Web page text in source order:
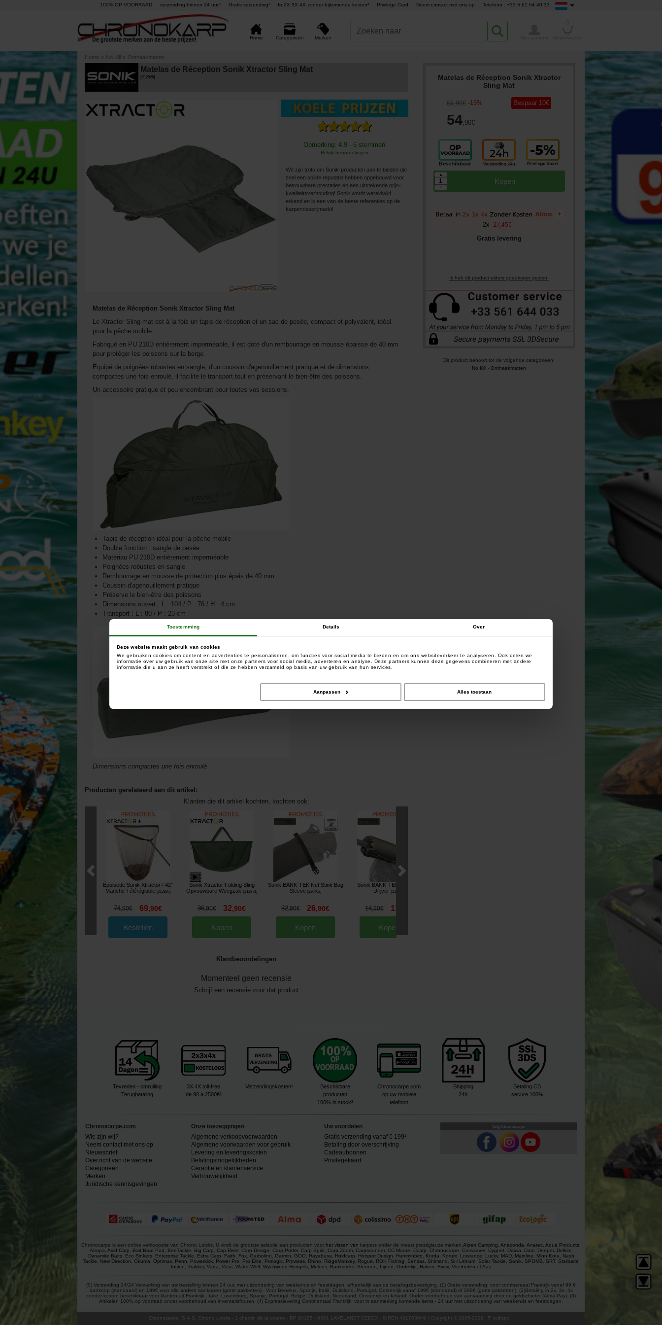
Toestemming Details Over
Deze website maakt gebruik van cookies
We gebruiken cookies om content en advertenties te personaliseren, om functies voor social media te bieden en om ons websiteverkeer te analyseren. Ook delen we
informatie over uw gebruik van onze site met onze partners voor social media, adverteren en analyse. Deze partners kunnen deze gegevens combineren met andere
informatie die u aan ze heeft verstrekt of die ze hebben verzameld op basis van uw gebruik van hun services.
Aanpassen Alles toestaan
100% OP VOORRAAD verzending binnen 24 uur° Gratis verzending¹ In 2X 3X 4X zonder bijkomende kosten² Privilege Card Neem contact met ons op Telefoon : +33 5 61 64 40 33
Home Categorieën Merken
Home » No Kill » Onthaakmatten
Matelas de Réception Sonik Xtractor Sling Mat
212928]
Opmerking: 4.9 - 6 stemmen
Bekijk beoordelingen
We zijn trots om Sonik-producten aan te bieden die
snel een solide reputatie hebben opgebouwd voor
betrouwbare prestaties en een uitstekende prijs-
kwaliteitsverhouding! Sonik wordt wereldwijd
erkend en is een van de beste referenties op de
karpervisserijmarkt!
Matelas de Réception Sonik Xtractor
Sling Mat
64,90€ -15%
54,90€
Bespaar 10€
Kopen
▲
+
2x 27 ,45€
Gratis levering
Ik heb dit product elders goedkoper gezien.
Dit product behoort tot de volgende categorieën:
No Kill
-Onthaakmatten
Matelas de Réception Sonik Xtractor Sling Mat
Le Xtractor Sling mat est à la fois un tapis de réception et un sac de pesée, compact et polyvalent, idéal
pour la pêche mobile.
Fabriqué en PU 210D entièrement imperméable, il est doté d'un rembourrage en mousse épaisse de 40 mm
pour protéger les poissons sur la berge.
Équipé de poignées robustes en sangle, d'un coussin d'agenouillement pratique et de dimensions
compactes une fois enroulé, il facilite le transport tout en préservant le bien-être des poissons.
Un accessoire pratique et peu encombrant pour toutes vos sessions.
Tapis de réception idéal pour la pêche mobile
Double fonction : sangle de pesée
Matériau PU 210D entièrement imperméable
Poignées robustes en sangle
Rembourrage en mousse de protection plus épais de 40 mm
Coussin d'agenouillement pratique
Préserve le bien-être des poissons
Dimensions ouvert : L : 104 / P : 76 / H : 4 cm
Transport : L : 80 / P : 23 cm
Dimensions compactes une fois enroulé
Producten gerelateerd aan dit artikel:
Klanten die dit artikel kochten, kochten ook:
Épuisette Sonik Xtractor+ 42"
Manche Téléréglable [212926]
74,90€ 69,90€
Bestellen
Sonik Xtractor Folding Sling
Opvouwbare Weegzak
212871]
36,90€ 32,90€
Kopen
Sonik BANK-TEK Net Stink Bag
Sleeve [226402]
32,90€ 26,90€
Kopen
Sonik BANK-TEK Net Float
Drijver
212825
14,90€ 13
Kopen
17
Kopen
Klantbeoordelingen
Momenteel geen recensie
Schrijf een recensie voor dat product
Tevreden - omruiling
Terugbetaling
3X 4X toll-free
de 90 a 2500€²
Verzendingskosten¹
Beschikbare
producten
100% in stock³
Chronocarpe.com
op uw mobiele
telefoon
Shipping
24h
Betaling CB
secure 100%
Chronocarpe.com
Wie zijn wij?
Neem contact met ons op
Nieuwsbrief
Overzicht van de website
Categorieën
Merken
Juridische kennisgevingen
Onze toezeggingen
Algemene verkoopvoorwaarden
Algemene voorwaarden voor gebruik
Levering en leveringskosten
Betalingsmogelijkheden
Garantie en klantenservice
Vertrouwelijkheid
Uw voordelen
Gratis verzending vanaf € 199¹
Betaling door overschrijving
Cadeaubonnen
Privilegekaart
Volg Chronocarpe
Chronocarpe is een online verkoopsite van Chrono Loisirs. U vindt de grootste selectie aan producten voor het vissen van karpers onder de meest prestigieuze merken. Alpen Camping Anaconda Anatec Aqua Products
Atropa Avid Carp Bait Boat Pod BeeTackle Big Carp Cap River, Carp Design Carp Porter, Carp Spirit, Carp Zoom, Carpsounder, CC Moore Ccarp Chronocarpe Crewsaver, Cygnet, Daiwa Dam, Deeper, Delkim,
Dynamite Baits, Eco Sinkers, Enterprise Tackle Extra Carp Faith Fox, Garbolino Garmin GOO Hayabusa Holdcarp Hotspot Design Humminbird Korda Korum, Lowrance Lucky, MAD, Mainline Minn Kota
Nash
Tackle
New Direction Okuma Optimus, Penn Powerkick, Power Pro Pro Elite Prologic Prowess, Rhino RidgeMonkey, Rogue ROK Fishing Sensas, Shimano SH Lithium, Solar Tackle Sonik, SPOMB SRT, Starbaits,
Toslon
Trakker, Varta Vass, Water Wolf, Wychwood Hengels, Molens, Banksticks, Steunen Lijnen Onderlijn Haken Bivvy, Voerboten et Aas.
(0) Verzending 24/24 Verwerking van uw bestelling binnen 24 uur, met uitzondering van weekends en feestdagen, afhankelijk van de betalingsbevestiging. (1) Gratis verzending: voor continentaal Frankrijk vanaf 99 €
aankoop (standaard) en 199€ voor alle andere aankopen (grote pakketten). Voor Benelux, Spanje, Italië, Duitsland, Portugal, Oostenrijk vanaf 199€ (standaard) of 299€ (grote pakketten). (2)Betaling in 2x, 3x, 4x
zonder kosten beschikbaar voor klanten uit Frankrijk, Italië, Luxemburg, Spanje, Portugal, België, Duitsland, Nederland, Oostenrijk en Ierland. Onder voorbehoud van aanvaarding door de geldschieter (Alma Pay). (3)
Artikelen 100% op voorraad onder voorbehoud van inventarisfouten. (4) Expresslevering Continentaal Frankrijk, voor in aanmerking komende items - 24 uur met uitzondering van weekends en feestdagen.
Chronocarpe : S.A.S. Chrono Loisirs - 1 chemin de la coume - BP 90185 - 9301 LAVELANET CEDEX - SIREN 481703049 | Copyright © 2005-2026 ∇ ccdispo